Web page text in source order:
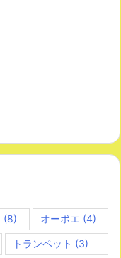
(8) オーボエ (4)
トランペット (3)